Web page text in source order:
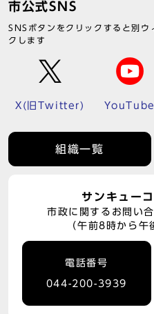
市公式SNS
SNSボタンをクリックすると別ウ
クします
X(旧Twitter) YouTube
組織一覧
サンキュー
市政に関するお問い
（午前8時から
電話番号
044-200-3939